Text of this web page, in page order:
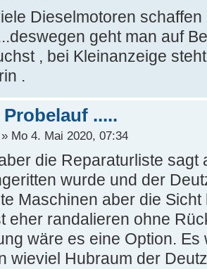
Dieselmotoren
geht man auf
, bei Kleinanzeige
.
.....
» Mo 4. Mai 2020, 07:34
die Reparaturliste sagt
wurde und der
Maschinen aber die
eher randalieren ohne
wäre es eine Option.
wieviel Hubraum der